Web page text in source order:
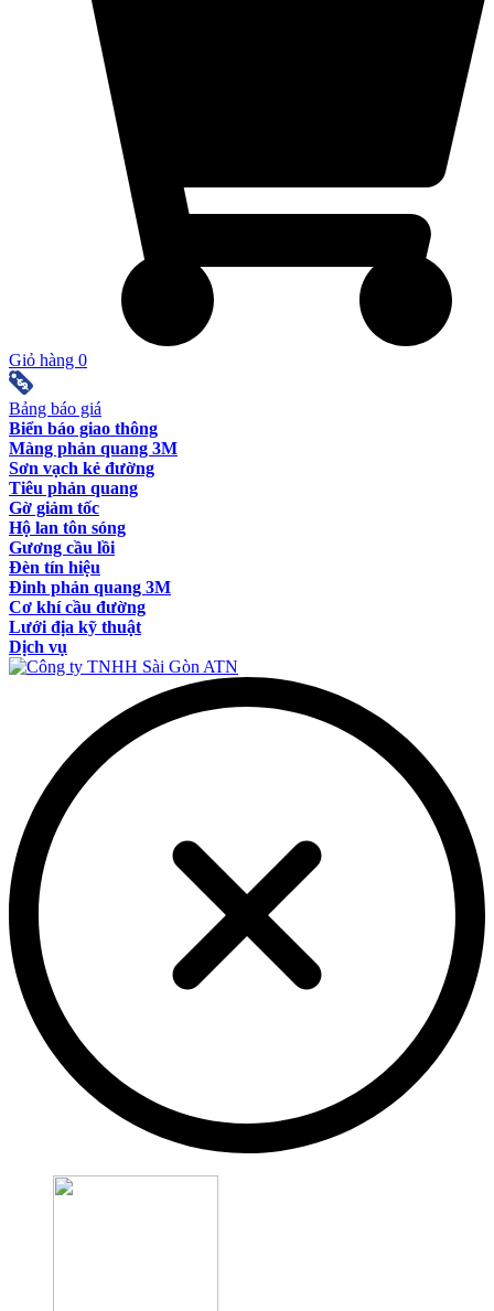
Giỏ hàng 0
Bảng báo giá
Biển báo giao thông
Màng phản quang 3M
Sơn vạch kẻ đường
Tiêu phản quang
Gờ giảm tốc
Hộ lan tôn sóng
Gương cầu lồi
Đèn tín hiệu
Đinh phản quang 3M
Cơ khí cầu đường
Lưới địa kỹ thuật
Dịch vụ